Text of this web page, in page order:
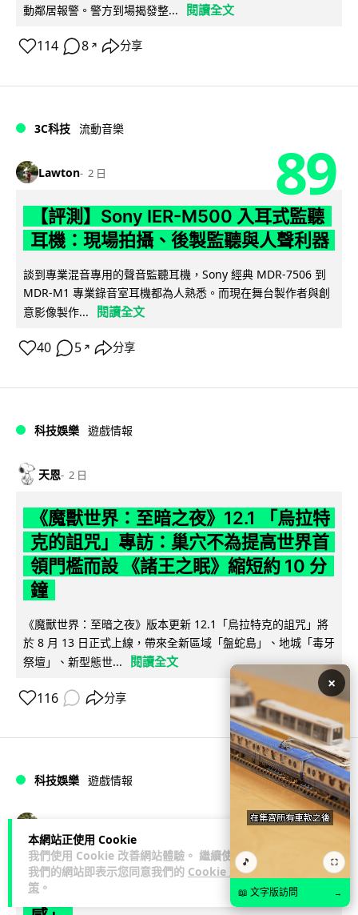
本網站正使用 Cookie
我們使用 Cookie 改善網站體驗。 繼續使用
我們的網站即表示您同意我們的 Cookie 政
策 。
動鄰居報警。警方到場揭發整...
閱讀全文
114 8 ↗ 分享
3C科技 流動音樂
Lawton 2 日 89
【評測】Sony IER-M500 入耳式監聽
耳機：現場拍攝、後製監聽與人聲利器
談到專業混音專用的聲音監聽耳機，Sony 經典 MDR-7506 到
MDR-M1 專業錄音室耳機都為人熟悉。而現在舞台製作者與創
意影像製作...
閱讀全文
40 5 ↗ 分享
科技娛樂 遊戲情報
天恩 2 日
《魔獸世界：至暗之夜》12.1 「烏拉特
克的詛咒」專訪：巢穴不為提高世界首
領門檻而設 《諸王之眠》縮短約 10 分
鐘
《魔獸世界：至暗之夜》版本更新 12.1「烏拉特克的詛咒」將
於 8 月 13 日正式上線，帶來全新區域「盤蛇島」、地城「毒牙
祭壇」、新型態世...
閱讀全文
116 分享
科技娛樂 遊戲情報
日本二手遊戲店減 90% 門市 業績反增
四成 "懷舊"在 Z 世代變成最潮「新鮮
×
🎵 ⛶
📖 文字版訪問 →